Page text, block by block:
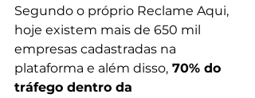
Segundo o próprio Reclame Aqui,
hoje existem mais de 650 mil
empresas cadastradas na
plataforma e além disso, 70% do
tráfego dentro da